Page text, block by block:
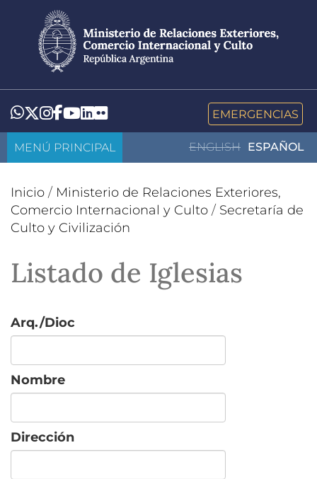
contenido
principal
Whatsapp
Twitter
Instagram
Facebook
YouTube
LinkedIn
Flickr EMERGENCIAS
ENGLISH ESPAÑOL
MENÚ PRINCIPAL
Inicio / Ministerio de Relaciones Exteriores,
Comercio Internacional y Culto / Secretaría de
Culto y Civilización
Listado de Iglesias
Arq./Dioc
Nombre
Dirección